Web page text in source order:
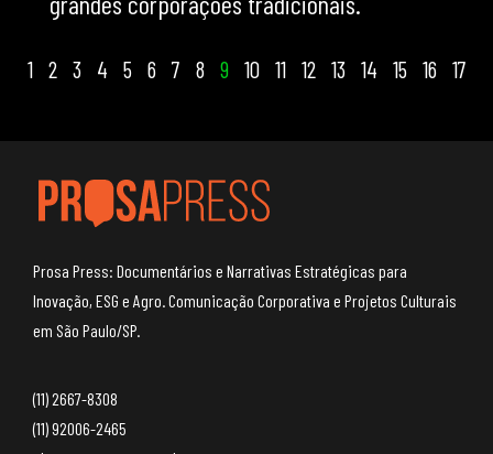
1 2 3 4 5 6 7 8 9 10 11 12 13 14 15 16 17
Prosa Press: Documentários e Narrativas Estratégicas para
Inovação, ESG e Agro. Comunicação Corporativa e Projetos Culturais
em São Paulo/SP.
(11) 2667-8308
(11) 92006-2465